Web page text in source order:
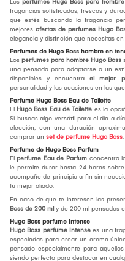
Los perfumes Hugo Boss para hombre
fragancias sofisticadas, frescas y
que estés buscando la fragancia
mejores ofertas de perfumes Hugo
elegancia y distinción que necesitas
Perfumes de Hugo Boss hombre en
Los perfumes para hombre Hugo Boss
una pensada para adaptarse a un
disponibles y encuentra el mejor
personalidad y las ocasiones en las
Perfume Hugo Boss Eau de Toilette
El Hugo Boss Eau de Toilette es la
Si buscas algo versátil para el día a
elección, con una duración
comprar un set de perfume Hugo Boss.
Perfume de Hugo Boss Parfum
El perfume Eau de Parfum concentra
le permite durar hasta 24 horas
acompañe de principio a fin sin
tu mejor aliado.
En caso de que te interesen las
Boss de 200 ml y de 200 ml pensados
Hugo Boss perfume Intense
Hugo Boss perfume Intense es una
especiadas para crear un aroma
pensado especialmente para
siendo perfecta para destacar en